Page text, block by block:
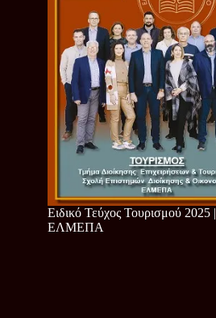
Ειδικό Τεύχος Τουρισμού 2025 |
ΕΛΜΕΠΑ